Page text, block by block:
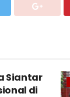
Siantar
di